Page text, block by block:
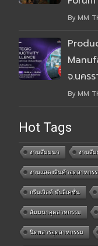
By MM
จ.นคร
By MM
Hot Tags
งานสัมมนา งานสั
งานแสดงสินค้าอุตสาหกร
กรีนเวิลด์ พับลิเคชั่น
สัมมนาอุตสาหกรรม
นิตยสารอุตสาหกรรม